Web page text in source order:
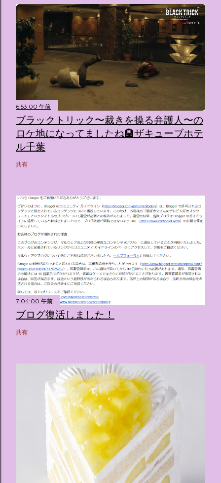
6:53:00 午前
ブラックトリック〜裁きを操る弁護人〜の
ロケ地になってましたね🏨ザキューブホテ
ル千葉
共有
7:04:00 午前
ブログ復活しました！
共有